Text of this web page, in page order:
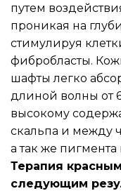
путем
проникая на
стимулируя
фибробласты.
шафты легко
длиной волны от
высокому
скальпа и между
а так же
Терапия
следующим